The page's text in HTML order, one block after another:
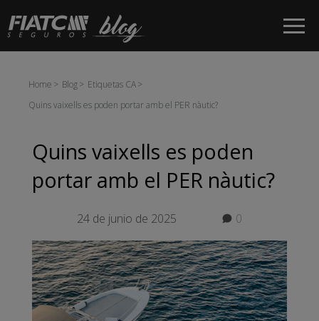
Salta al contingut principal
Home Blog
Etiquetas CA
Quins vaixells es poden portar amb el PER nàutic?
Quins vaixells es poden
portar amb el PER nàutic?
24 de junio de 2025 0